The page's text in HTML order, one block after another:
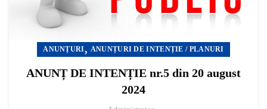
ANUNȚURI, ANUNȚURI DE INTENȚIE / PLANURI
ANUNȚ DE INTENȚIE nr.5 din 20 august
2024